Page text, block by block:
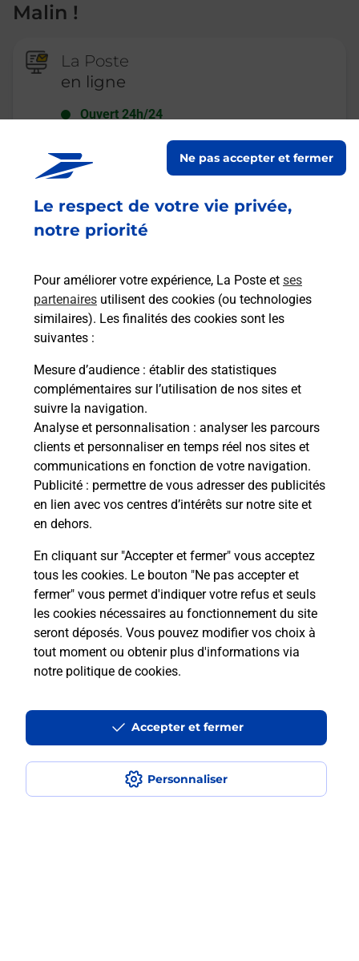
Le respect de votre vie privée,
notre priorité
Pour améliorer votre expérience, La Poste et ses
partenaires utilisent des cookies (ou technologies
similaires). Les finalités des cookies sont les
suivantes :
Mesure d’audience : établir des statistiques
complémentaires sur l’utilisation de nos sites et
suivre la navigation.
Analyse et personnalisation : analyser les parcours
clients et personnaliser en temps réel nos sites et
communications en fonction de votre navigation.
Publicité : permettre de vous adresser des publicités
en lien avec vos centres d’intérêts sur notre site et
en dehors.
En cliquant sur "Accepter et fermer" vous acceptez
tous les cookies. Le bouton "Ne pas accepter et
fermer" vous permet d'indiquer votre refus et seuls
les cookies nécessaires au fonctionnement du site
seront déposés. Vous pouvez modifier vos choix à
tout moment ou obtenir plus d'informations via
notre politique de cookies.
Personnaliser
Ne pas accepter et fermer
Accepter et fermer
Malin !
La Poste
en ligne
Ouvert 24h/24
Recherchez un autre point de contact
Questions fréquemment posées
Quel réseau utilise La Poste Mobile ?
Est-ce que je peux garder mon
numéro de mobile gratuitement ?
Est-ce que je peux bénéficier de la 5G
avec La Poste Mobile ?
à l’étranger avec La Poste Mobile ?
Est-ce que je peux payer mon iPhone
en plusieurs fois avec La Poste Mobile
?
Est-ce que je peux assurer mon
Indre-et-Loire
TOURS
TOURS HALLES CENTRALES